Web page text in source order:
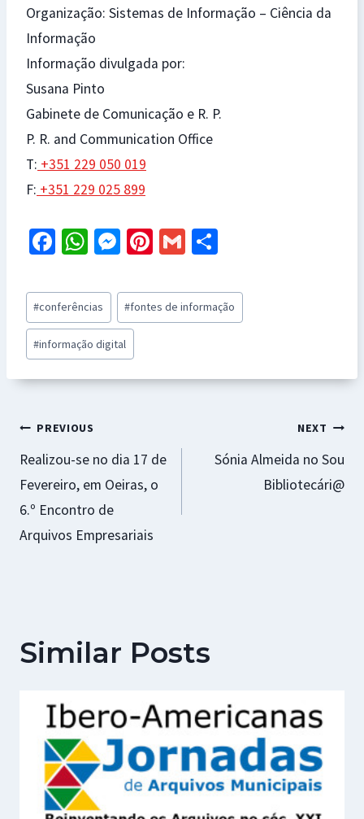
Organização: Sistemas de Informação – Ciência da
Informação
Informação divulgada por:
Susana Pinto
Gabinete de Comunicação e R. P.
P. R. and Communication Office
T: +351 229 050 019
F: +351 229 025 899
Fa
b
o
o
k
W
at
sA
p
p
M
se
n
ge
r
Pi
er
es
G
ai
l
ar
e
Post
Tags:
#conferências #fontes de informação
#informação digital
Navegação
de
artigos
PREVIOUS
Realizou-se no dia 17 de
Fevereiro, em Oeiras, o
6.º Encontro de
Arquivos Empresariais
NEXT
Sónia Almeida no Sou
Bibliotecári@
Similar Posts